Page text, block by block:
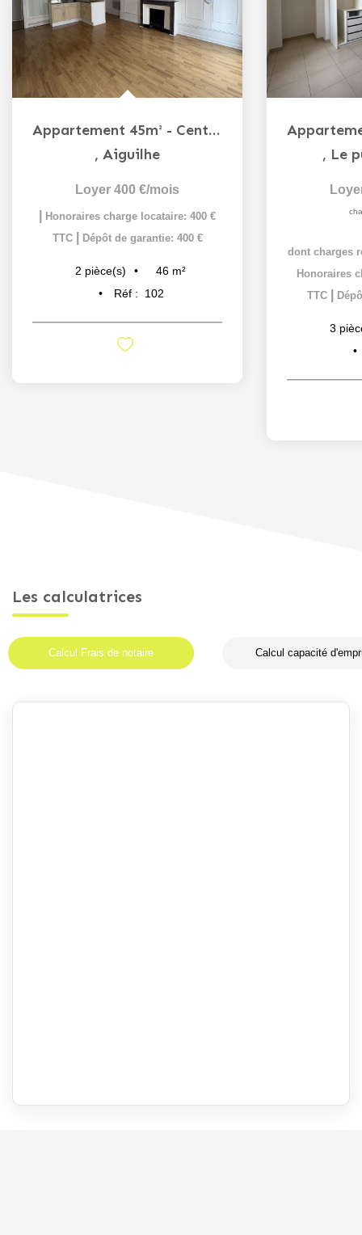
Appartement 45m² - Centre-ville
, Aiguilhe
Loyer 400 €/mois
Honoraires charge locataire: 400 €
TTC
Dépôt de garantie: 400 €
2 pièce(s) 46 m²
Réf :
102
, Le
dont charges
Honoraires
TTC
3
Les calculatrices
Calcul Frais de notaire Calcul capacité